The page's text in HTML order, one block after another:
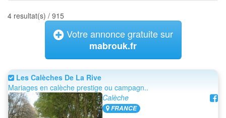
4 resultat(s) / 915
Votre annonce gratuite sur
mabrouk.fr
Les Calèches De La Rive
Mariages en calèche prestige ou campagn..
Calèche
FRANCE